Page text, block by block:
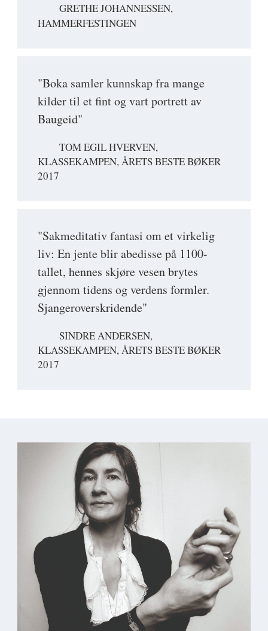
GRETHE JOHANNESSEN,
HAMMERFESTINGEN
"Boka samler kunnskap fra mange
kilder til et fint og vart portrett av
Baugeid"
TOM EGIL HVERVEN,
KLASSEKAMPEN, ÅRETS BESTE BØKER
2017
"Sakmeditativ fantasi om et virkelig
liv: En jente blir abedisse på 1100-
tallet, hennes skjøre vesen brytes
gjennom tidens og verdens formler.
Sjangeroverskridende"
SINDRE ANDERSEN,
KLASSEKAMPEN, ÅRETS BESTE BØKER
2017